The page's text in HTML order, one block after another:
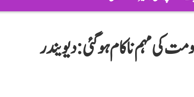
کی مہم ناکام ہو گئی: دیویندر